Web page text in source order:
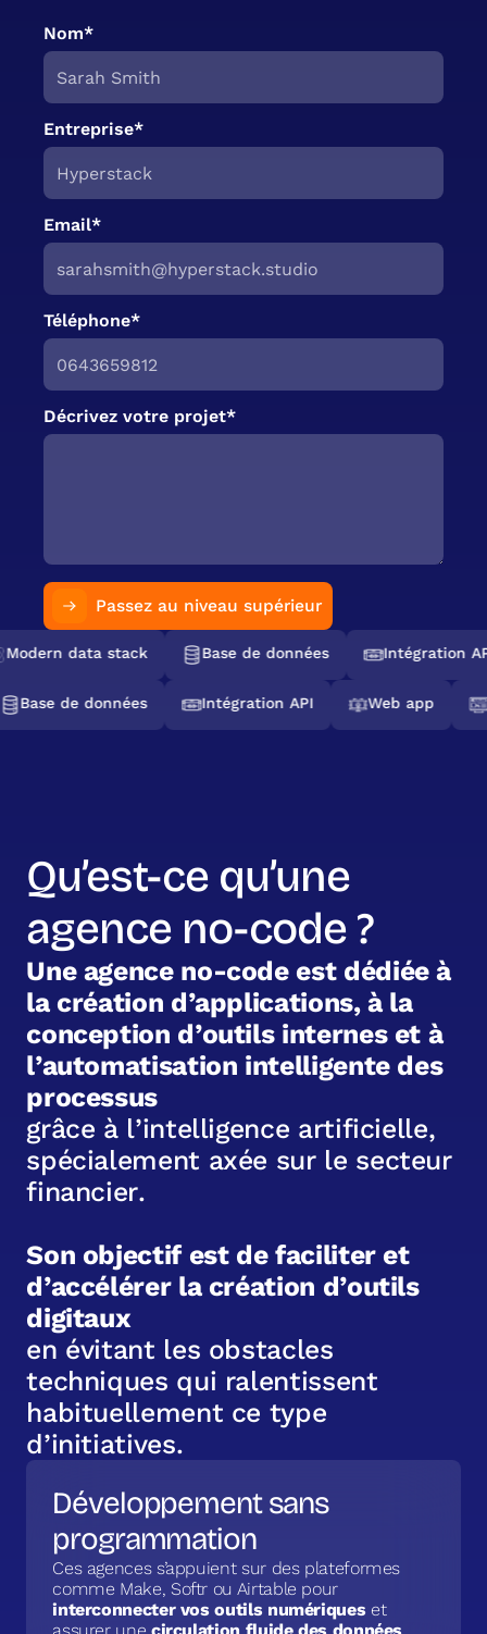
Nom*
Entreprise*
Email*
Téléphone*
Décrivez votre projet*
Passez au niveau supérieur
data stack Base de données Intégration API
Base de données Intégration API Web app
Qu’est-ce qu’une
agence no-code ?
Une agence no-code est dédiée à
la création d’applications, à la
conception d’outils internes et à
l’automatisation intelligente des
processus
grâce à l’intelligence artificielle,
spécialement axée sur le secteur
financier.
Son objectif est de faciliter et
d’accélérer la création d’outils
digitaux
en évitant les obstacles
techniques qui ralentissent
habituellement ce type
d’initiatives.
Développement sans
programmation
Ces agences s’appuient sur des plateformes
comme Make, Softr ou Airtable pour
interconnecter vos outils numériqueset